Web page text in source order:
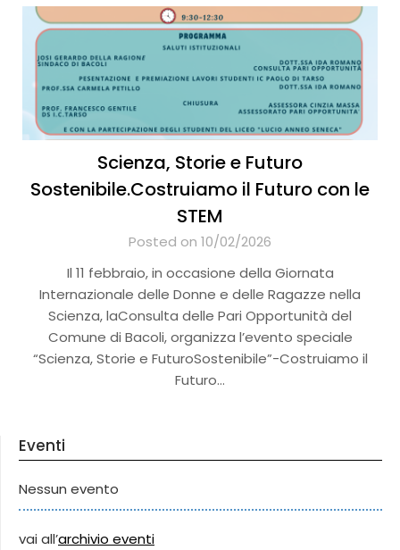
Scienza, Storie e Futuro
Sostenibile.Costruiamo il Futuro con le
STEM
Posted on 10/02/2026
Il 11 febbraio, in occasione della Giornata
Internazionale delle Donne e delle Ragazze nella
Scienza, laConsulta delle Pari Opportunità del
Comune di Bacoli, organizza l’evento speciale
“Scienza, Storie e FuturoSostenibile”-Costruiamo il
Futuro…
Eventi
Nessun evento
vai all’archivio eventi